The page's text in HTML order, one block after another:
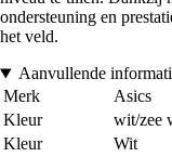
ondersteuning en
het veld.
Aanvullende
Merk
Asics
Kleur
wit/zee
Kleur
Wit